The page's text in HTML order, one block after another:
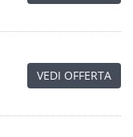
VEDI OFFERTA